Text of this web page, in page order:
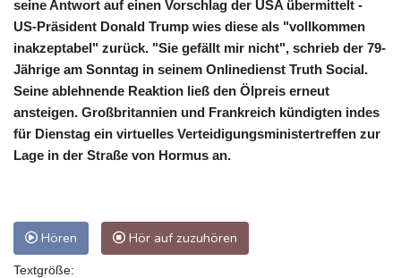
seine Antwort auf einen Vorschlag der USA übermittelt -
US-Präsident Donald Trump wies diese als "vollkommen
inakzeptabel" zurück. "Sie gefällt mir nicht", schrieb der 79-
Jährige am Sonntag in seinem Onlinedienst Truth Social.
Seine ablehnende Reaktion ließ den Ölpreis erneut
ansteigen. Großbritannien und Frankreich kündigten indes
für Dienstag ein virtuelles Verteidigungsministertreffen zur
Lage in der Straße von Hormus an.
Hören Hör auf zuzuhören
Textgröße: